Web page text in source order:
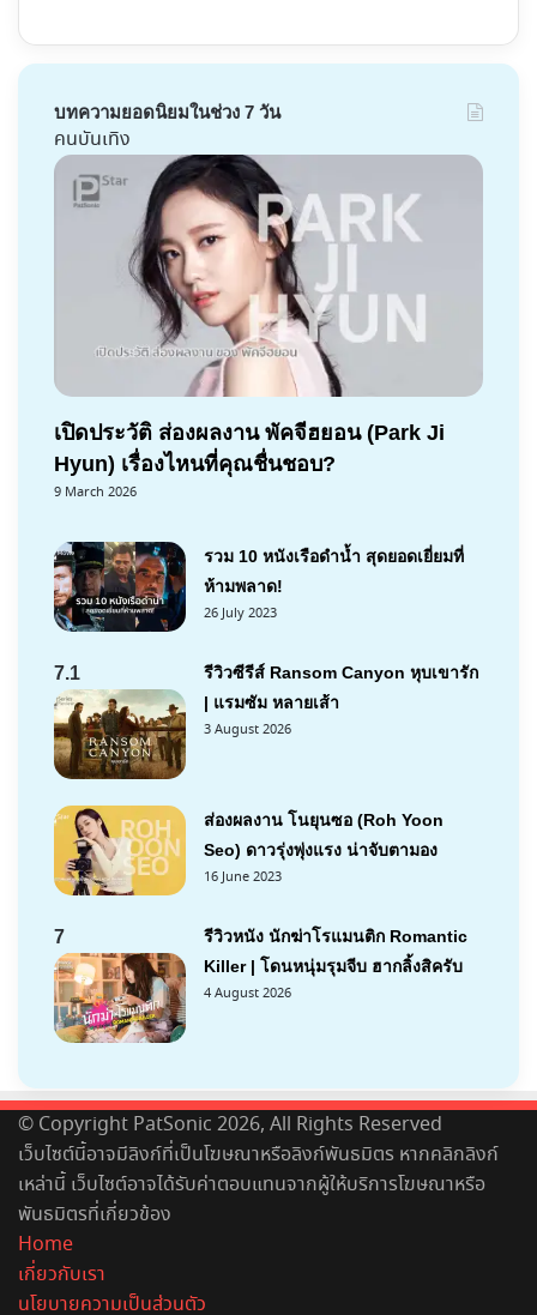
บทความยอดนิยมในช่วง 7 วัน
คนบันเทิง
เปิดประวัติ ส่องผลงาน พัคจีฮยอน (Park Ji
Hyun) เรื่องไหนที่คุณชื่นชอบ?
9 March 2026
รวม 10 หนังเรือดำน้ำ สุดยอดเยี่ยมที่
ห้ามพลาด!
26 July 2023
7.1
รีวิวซีรีส์ Ransom Canyon หุบเขารัก
| แรมซัม หลายเส้า
3 August 2026
ส่องผลงาน โนยุนซอ (Roh Yoon
Seo) ดาวรุ่งพุ่งแรง น่าจับตามอง
16 June 2023
7
รีวิวหนัง นักฆ่าโรแมนติก Romantic
Killer | โดนหนุ่มรุมจีบ ฮากลิ้งสิครับ
4 August 2026
© Copyright PatSonic 2026, All Rights Reserved
เว็บไซต์นี้อาจมีลิงก์ที่เป็นโฆษณาหรือลิงก์พันธมิตร หากคลิกลิงก์
เหล่านี้ เว็บไซต์อาจได้รับค่าตอบแทนจากผู้ให้บริการโฆษณาหรือ
พันธมิตรที่เกี่ยวข้อง
Home
เกี่ยวกับเรา
นโยบายความเป็นส่วนตัว